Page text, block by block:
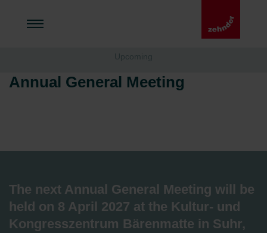
Upcoming
Annual General Meeting
The next Annual General Meeting will be
held on 8 April 2027 at the Kultur- und
Kongresszentrum Bärenmatte in Suhr,